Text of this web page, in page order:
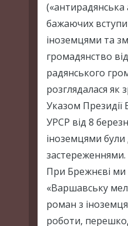
(«антирадянська
бажаючих
іноземцями та
громадянство
радянського
розглядалася як
Указом Президії
УРСР від 8
іноземцями були
застереженнями.
При Брежнєві
«Варшавську
роман з
роботи,